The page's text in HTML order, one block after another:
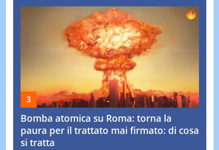
Bomba atomica su Roma: torna la
paura per il trattato mai firmato: di cosa
si tratta